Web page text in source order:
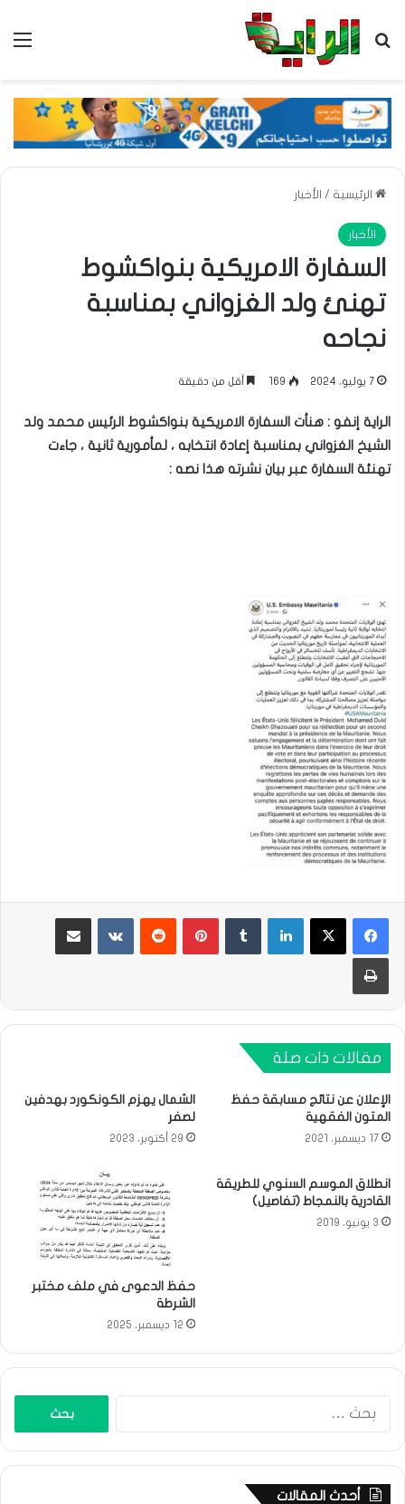
بحث عن
الرئيسية / الأخبار
الأخبار
السفارة الامريكية بنواكشوط
تهنئ ولد الغزواني بمناسبة
نجاحه
7 يوليو، 2024 169 أقل من دقيقة
الراية إنفو : هنأت السفارة الامريكية بنواكشوط الرئيس محمد ولد
الشيخ الغزواني بمناسبة إعادة انتخابه ، لمأمورية ثانية ، جاءت
تهنئة السفارة عبر بيان نشرته هذا نصه :
لينكدإن بينتيريست مشاركة عبر البريد
طباعة
مقالات ذات صلة
الإعلان عن نتائج مسابقة حفظ
المتون الفقهية
17 ديسمبر، 2021
الشمال يهزم الكونكورد بهدفين
لصفر
29 أكتوبر، 2023
انطلاق الموسم السنوي للطريقة
القادرية بالنمجاط (تفاصيل)
3 يونيو، 2019
حفظ الدعوى في ملف مختبر
الشرطة
12 ديسمبر، 2025
أحدث المقالات